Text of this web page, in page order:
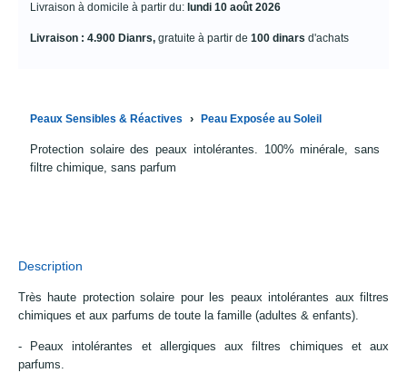
Livraison à domicile à partir du: lundi 10 août 2026
Livraison : 4.900 Dianrs, gratuite à partir de 100 dinars d'achats
Peaux Sensibles & Réactives › Peau Exposée au Soleil
Protection solaire des peaux intolérantes. 100% minérale, sans
filtre chimique, sans parfum
Description
Très haute protection solaire pour les peaux intolérantes aux filtres
chimiques et aux parfums de toute la famille (adultes & enfants).
- Peaux intolérantes et allergiques aux filtres chimiques et aux
parfums.